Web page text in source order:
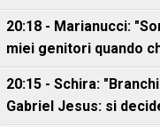
20:18 - Marianucci:
miei genitori quando
20:15 - Schira:
Gabriel Jesus: si